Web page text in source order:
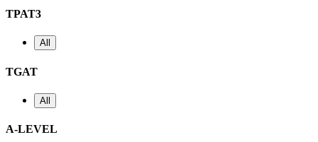
TPAT3
All
TGAT
All
A-LEVEL